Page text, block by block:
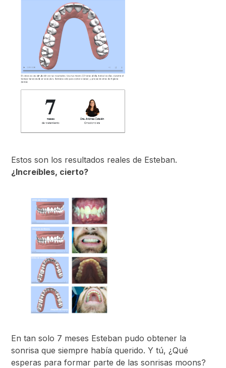
Estos son los resultados reales de Esteban.
¿Increíbles, cierto?
En tan solo 7 meses Esteban pudo obtener la
sonrisa que siempre había querido. Y tú, ¿Qué
esperas para formar parte de las sonrisas moons?